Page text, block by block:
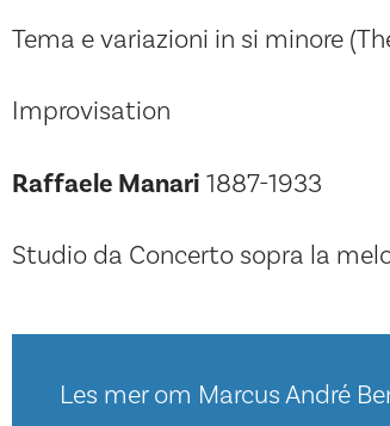
Tema e variazioni in si minore
Improvisation
Raffaele Manari 1887-1933
Studio da Concerto sopra la
Les mer om Marcus André